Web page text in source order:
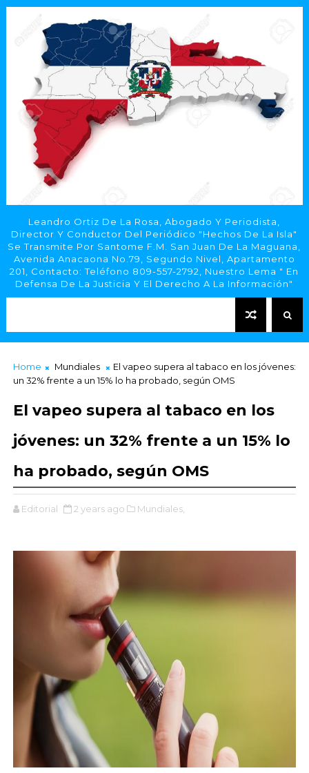
Leandro Ortiz De La Rosa, Abogado Y Periodista,
Director Y Conductor Del Periódico "Hechos De La Isla"
Se Transmite Por Santome F.M. San Juan De La Maguana,
Avenida Anacaona No.79, Segundo Nivel, Apartamento
201, Contacto: Teléfono 809-557-2792, Nuestro Lema " En
Defensa De La Justicia Y El Derecho A La Información"
Home Mundiales
El vapeo supera al tabaco en los jóvenes:
un 32% frente a un 15% lo ha probado, según OMS
El vapeo supera al tabaco en los
jóvenes: un 32% frente a un 15% lo
ha probado, según OMS
Editorial 2 years ago Mundiales,